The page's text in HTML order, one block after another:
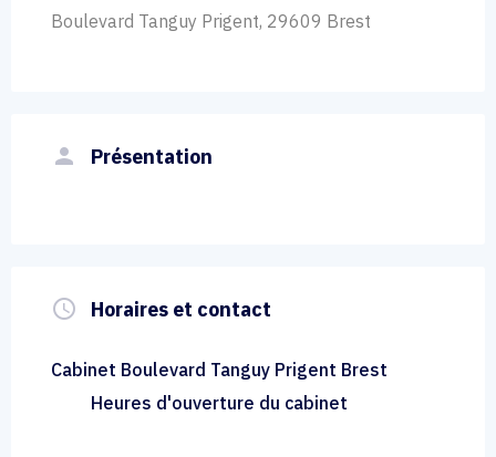
Boulevard Tanguy Prigent, 29609 Brest
person Présentation
query_builder Horaires et contact
Cabinet Boulevard Tanguy Prigent Brest
Heures d'ouverture du cabinet